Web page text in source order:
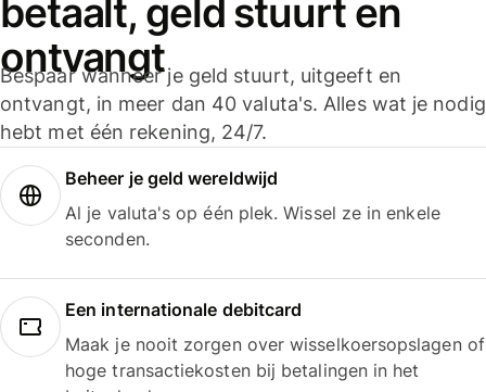
betaalt, geld stuurt en
ontvangt
Bespaar wanneer je geld stuurt, uitgeeft en
ontvangt, in meer dan 40 valuta's. Alles wat je nodig
hebt met één rekening, 24/7.
Beheer je geld wereldwijd
Al je valuta's op één plek. Wissel ze in enkele
seconden.
Een internationale debitcard
Maak je nooit zorgen over wisselkoersopslagen of
hoge transactiekosten bij betalingen in het